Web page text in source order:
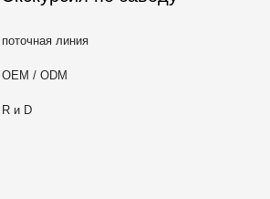
поточная линия
OEM / ODM
R и D